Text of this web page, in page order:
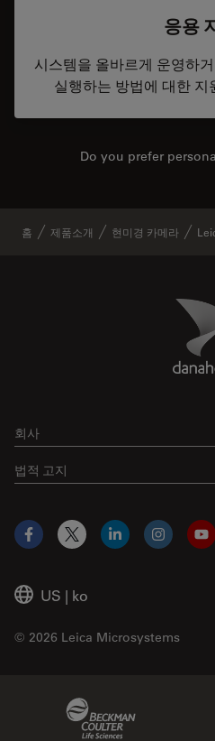
응용
시스템을 올바르게 운영하
실행하는 방법에 대한 지
Do you prefer
홈 제품소개 현미경 카메라
회사
법적 고지
US | ko
© 2026 Leica Microsystems
Facebook
X LinkedInInstagram